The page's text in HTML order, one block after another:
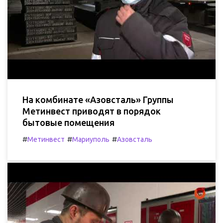
На комбинате «Азовсталь» Группы
Метинвест приводят в порядок
бытовые помещения
#Метинвест #Мариуполь #Азовсталь